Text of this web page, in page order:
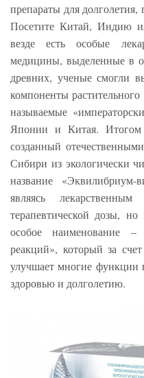
препараты для долголетия,
Посетите Китай, Индию
везде есть особые
медицины, выделенные в
древних, ученые смогли
компоненты
называемые
Японии и Китая. Итогом
созданный
Сибири из экологически
название
являясь
терапевтической дозы,
особое наименование –
реакций», который за
улучшает многие функции
здоровью и долголетию.